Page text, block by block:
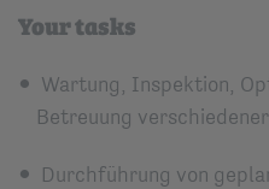
Your tasks
Wartung, Inspektion,
Betreuung
Durchführung von